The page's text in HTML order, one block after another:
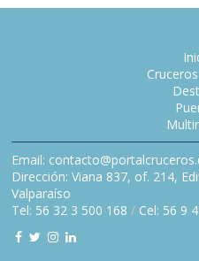
Email:
Dirección: Viana 837, of. 214,
Valparaíso
Tel: 56 32 3 500 168 / Cel: 56 9